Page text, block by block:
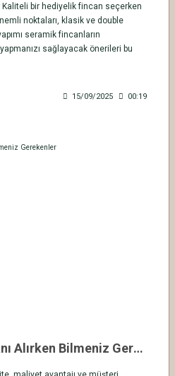
bir hediyelik fincan seçerken
noktaları, klasik ve double
seramik fincanların
sağlayacak önerileri bu
15/09/2025 00:19
Toptan Kahve Fincanı Alırken Bilmeniz Gerekenler